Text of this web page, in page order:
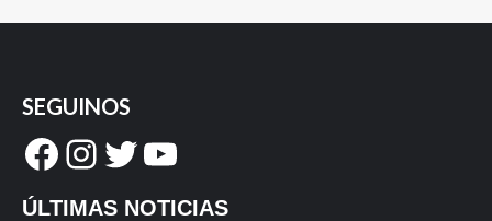
SEGUINOS
Facebook
Instagram
Twitter
YouTube
ÚLTIMAS NOTICIAS